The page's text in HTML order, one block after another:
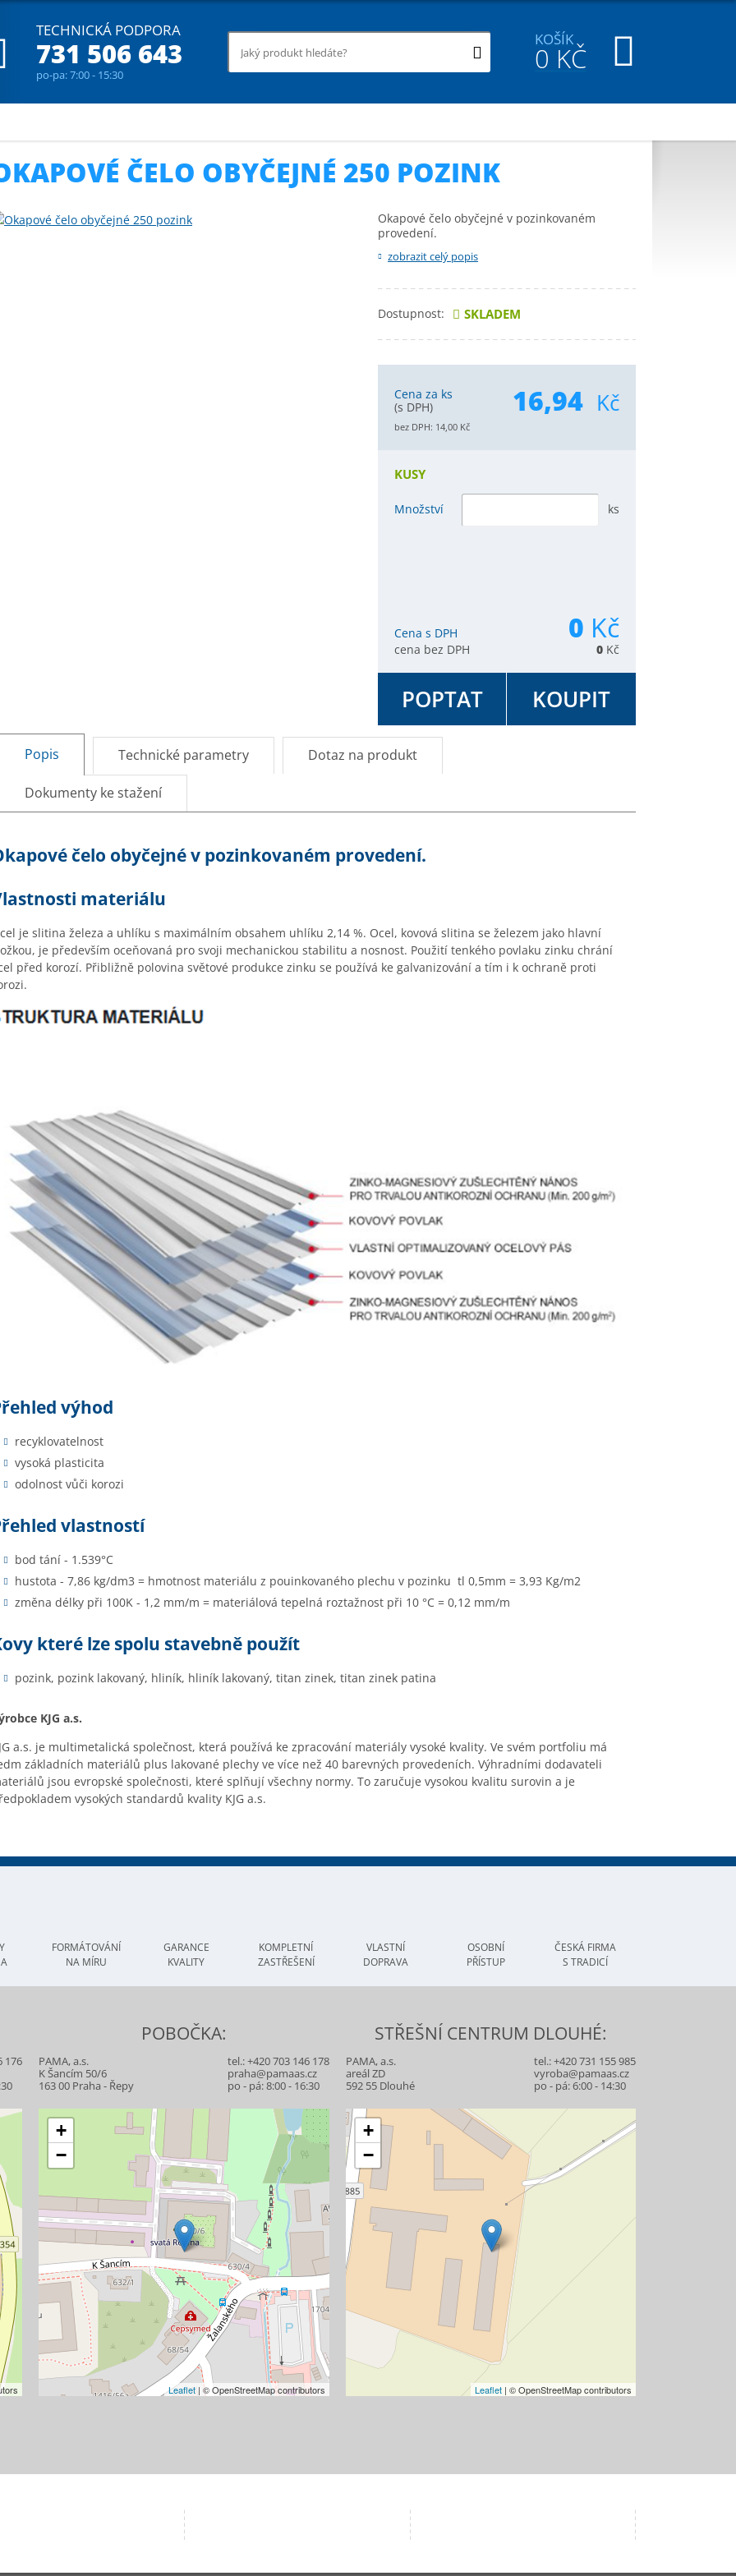
TECHNICKÁ PODPORA
731 506 643
po-pa: 7:00 - 15:30
KOŠÍK
0 KČ
ČELO OBYČEJNÉ 250 POZINK
Okapové čelo obyčejné v pozinkovaném
provedení.
zobrazit celý popis
Dostupnost: SKLADEM
Cena za ks
(s DPH)
16,94 Kč
bez DPH: 14,00 Kč
KUSY
Množství ks
Cena s DPH 0 Kč
cena bez DPH 0 Kč
POPTAT KOUPIT
Popis Technické parametry Dotaz na produkt
Dokumenty ke stažení
čelo obyčejné v pozinkovaném provedení.
materiálu
je slitina železa a uhlíku s maximálním obsahem uhlíku 2,14 %. Ocel, kovová slitina se železem jako hlavní
žkou, je především oceňovaná pro svoji mechanickou stabilitu a nosnost. Použití tenkého povlaku zinku chrání
před korozí. Přibližně polovina světové produkce zinku se používá ke galvanizování a tím i k ochraně proti
výhod
recyklovatelnost
vysoká plasticita
odolnost vůči korozi
vlastností
bod tání - 1.539°C
hustota - 7,86 kg/dm3 = hmotnost materiálu z pouinkovaného plechu v pozinku tl 0,5mm = 3,93 Kg/m2
změna délky při 100K - 1,2 mm/m = materiálová tepelná roztažnost při 10 °C = 0,12 mm/m
které lze spolu stavebně použít
pozink, pozink lakovaný, hliník, hliník lakovaný, titan zinek, titan zinek patina
KJG a.s.
a.s. je multimetalická společnost, která používá ke zpracování materiály vysoké kvality. Ve svém portfoliu má
základních materiálů plus lakované plechy ve více než 40 barevných provedeních. Výhradními dodavateli
ů jsou evropské společnosti, které splňují všechny normy. To zaručuje vysokou kvalitu surovin a je
vysokých standardů kvality KJG a.s.
FORMÁTOVÁNÍ
NA MÍRU
GARANCE
KVALITY
KOMPLETNÍ
ZASTŘEŠENÍ
VLASTNÍ
DOPRAVA
OSOBNÍ
PŘÍSTUP
ČESKÁ FIRMA
S TRADICÍ
176
POBOČKA:
PAMA, a.s.
K Šancím 50/6
163 00 Praha - Řepy
tel.:+420 703 146 178
praha@pamaas.cz
po - pá: 8:00 - 16:30
+
−
Leaflet| © OpenStreetMap contributors
STŘEŠNÍ CENTRUM DLOUHÉ:
PAMA, a.s.
areál ZD
592 55 Dlouhé
tel.:+420 731 155 985
vyroba@pamaas.cz
po - pá: 6:00 - 14:30
+
−
Leaflet| © OpenStreetMap contributors